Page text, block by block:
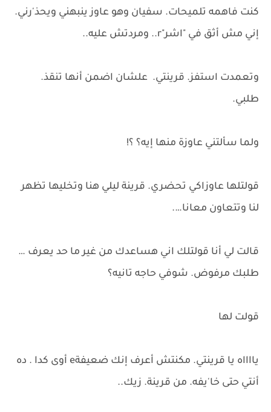
كنت فاهمه تلميحات. سفيان وهو عاوز ينبهني ويحذ'رني.
إني مش أثق في "اشر"r.. ومردتش عليه..
وتعمدت استفز. قرينتي. علشان اضمن أنها تنقذ.
طلبي.
ولما سألتني عاوزة منها إيه؟ ؟!
قولتلها عاوزاكي تحضري. قرينة ليلي هنا وتخليها تظهر
لنا وتتعاون معانا….
قالت لي أنا قولتلك اني هساعدك من غير ما حد يعرف …
طلبك مرفوض. شوفي حاجه تانيه؟
قولت لها
يااااه يا قرينتي. مكنتش أعرف إنك ضعيفةe أوى كدا . ده
أنتي حتى خا'يفه. من قرينة. زيك..